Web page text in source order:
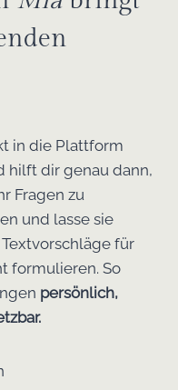
in die Plattform
hilft dir genau dann,
Fragen zu
und lasse sie
für
formulieren. So
persönlich,